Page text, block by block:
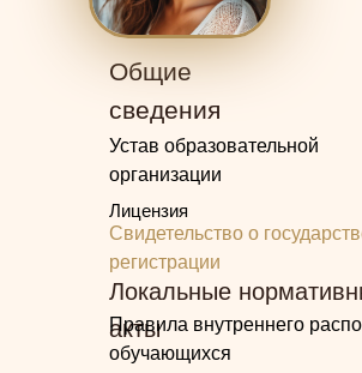
Общие
сведения
Устав образовательной
организации
Свидетельство о
регистрации
Лицензия
Локальные
акты
Правила внутреннего
обучающихся